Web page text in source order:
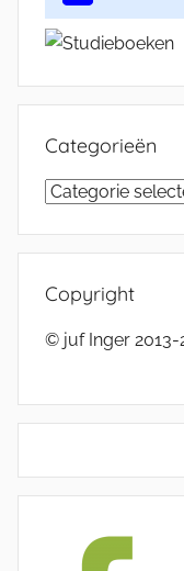
Categorieën
Categorieën
Copyright
© juf Inger 2013-